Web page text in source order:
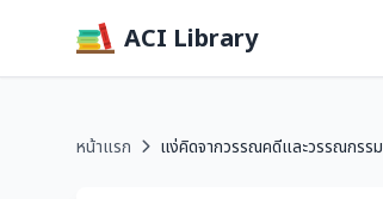
ACI Library
หน้าแรก แง่คิดจากวรรณคดีและวรรณกรรม